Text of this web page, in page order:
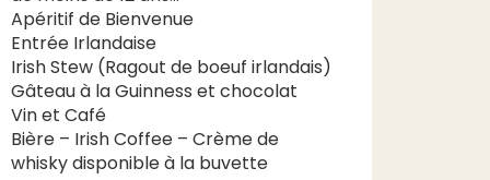
Apéritif de Bienvenue
Entrée Irlandaise
Irish Stew (Ragout de boeuf irlandais)
Gâteau à la Guinness et chocolat
Vin et Café
Bière – Irish Coffee – Crème de
whisky disponible à la buvette